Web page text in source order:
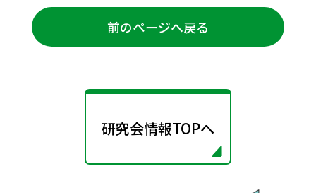
前のページへ戻る
研究会情報TOPへ